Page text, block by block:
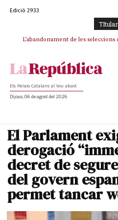
Edició 2933
L’abandonament de les
Els Països Catalans al teu abast
Dijous, 06 de agost del 2026
El Parlament
derogació
decret de
del govern
permet tancar